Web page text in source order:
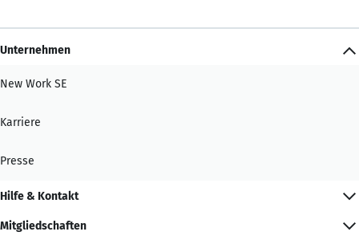
Unternehmen
New Work SE
Karriere
Presse
Hilfe & Kontakt
Mitgliedschaften